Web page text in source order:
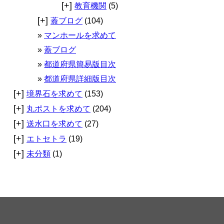
[+] 教育機関 (5)
[+] 蓋ブログ (104)
マンホールを求めて
蓋ブログ
都道府県簡易版目次
都道府県詳細版目次
[+] 境界石を求めて (153)
[+] 丸ポストを求めて (204)
[+] 送水口を求めて (27)
[+] エトセトラ (19)
[+] 未分類 (1)